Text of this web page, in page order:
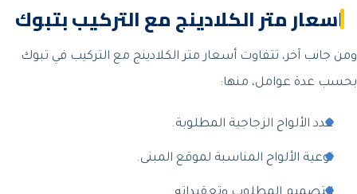
اسعار متر الكلادينج مع التركيب بتبوك
ومن جانب آخر، تتفاوت أسعار متر الكلادينج مع التركيب في تبوك
بحسب عدة عوامل، منها:
عدد الألواح الزجاجية المطلوبة.
نوعية الألواح المناسبة لموقع المبنى.